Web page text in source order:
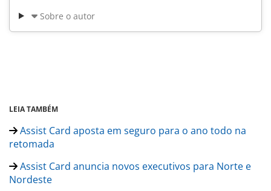
Sobre o autor
LEIA TAMBÉM
Assist Card aposta em seguro para o ano todo na
retomada
Assist Card anuncia novos executivos para Norte e
Nordeste